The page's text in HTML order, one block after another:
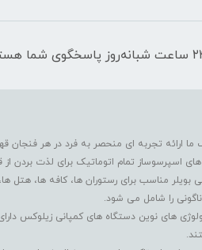
ما ارائه تجربه ای منحصر به فرد در هر فنجان
اسپرسوساز تمام اتوماتیک برای لذت بردن از
مناسب برای رستوران ها، کافه ها، هتل
را شامل می شود.
های نوین دستگاه های کمپانی زیلوکس